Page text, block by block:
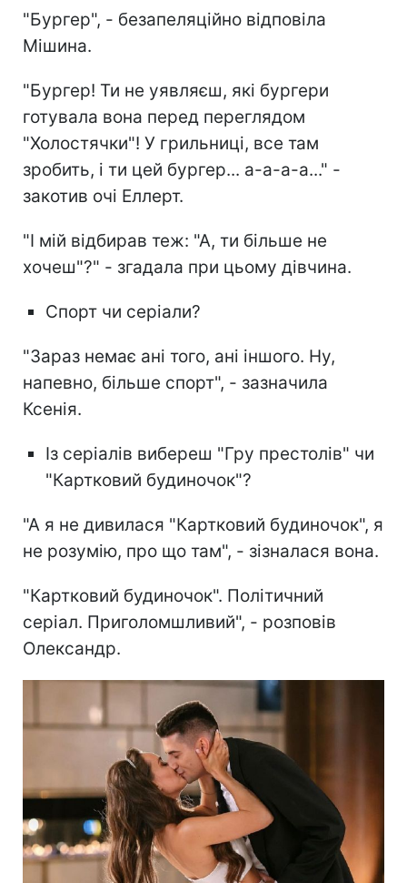
"Бургер", - безапеляційно відповіла
Мішина.
"Бургер! Ти не уявляєш, які бургери
готувала вона перед переглядом
"Холостячки"! У грильниці, все там
зробить, і ти цей бургер... а-а-а-а..." -
закотив очі Еллерт.
"І мій відбирав теж: "А, ти більше не
хочеш"?" - згадала при цьому дівчина.
Спорт чи серіали?
"Зараз немає ані того, ані іншого. Ну,
напевно, більше спорт", - зазначила
Ксенія.
Із серіалів вибереш "Гру престолів" чи
"Картковий будиночок"?
"А я не дивилася "Картковий будиночок", я
не розумію, про що там", - зізналася вона.
"Картковий будиночок". Політичний
серіал. Приголомшливий", - розповів
Олександр.